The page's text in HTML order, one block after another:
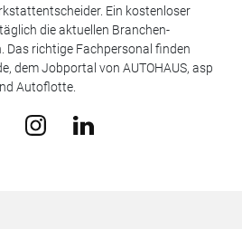
Ein kostenloser
die aktuellen Branchen-
Das richtige Fachpersonal finden
dem Jobportal von AUTOHAUS, asp
Autoflotte.